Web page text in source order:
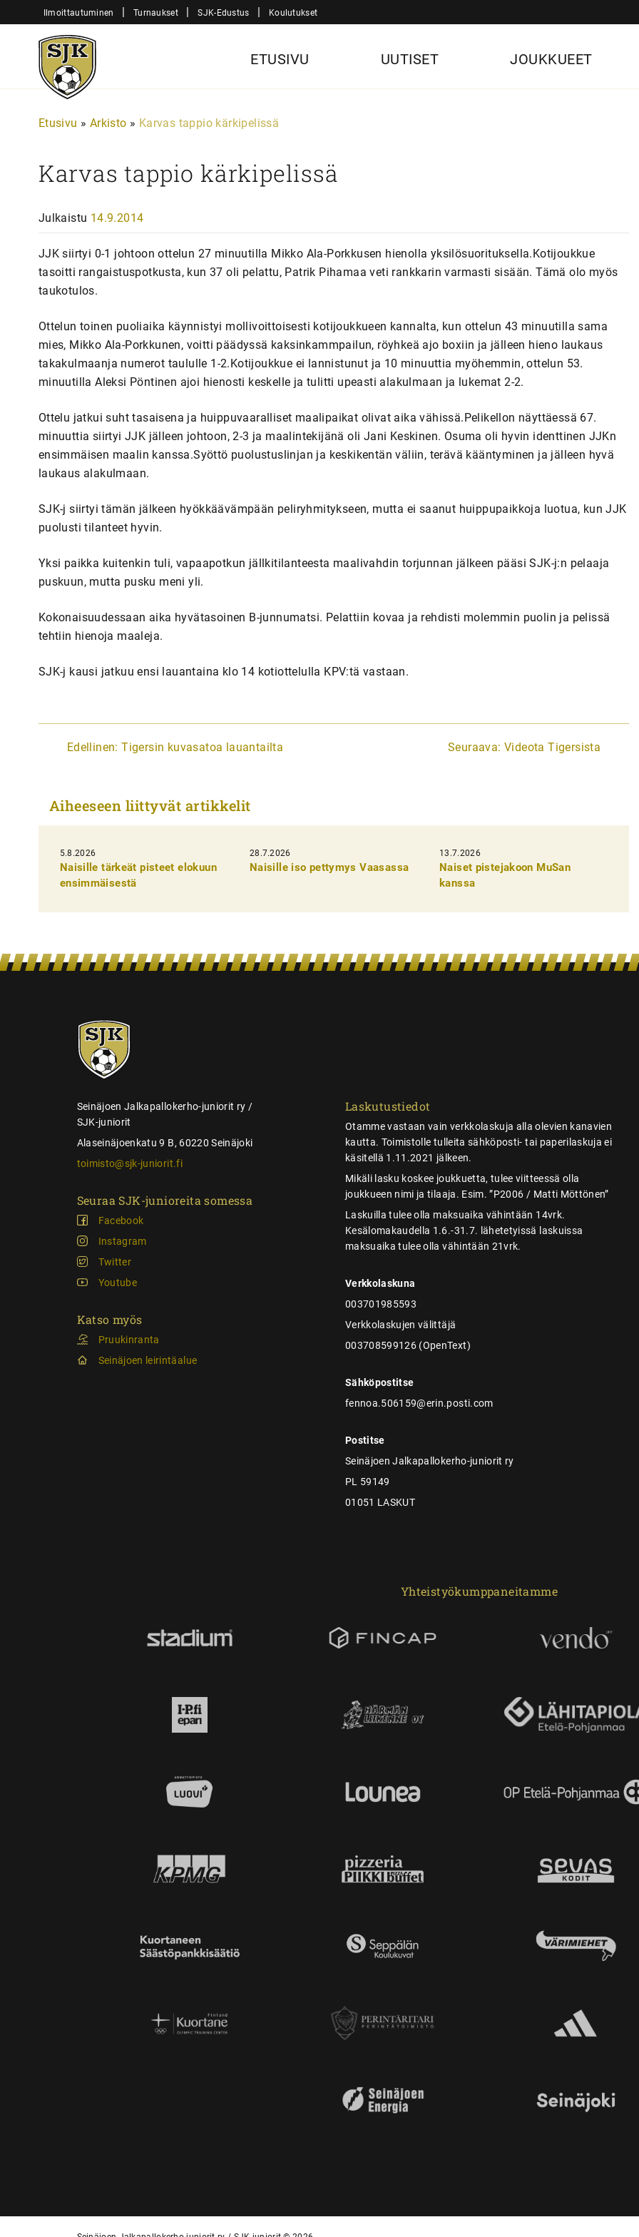
sisältöön
Ilmoittautuminen | Turnaukset | SJK-Edustus | Koulutukset
Sjk-
Juniorit
ETUSIVU UUTISET JOUKKUEET
Etusivu » Arkisto » Karvas tappio kärkipelissä
Karvas tappio kärkipelissä
Julkaistu 14.9.2014
JJK siirtyi 0-1 johtoon ottelun 27 minuutilla Mikko Ala-Porkkusen hienolla yksilösuorituksella.Kotijoukkue
tasoitti rangaistuspotkusta, kun 37 oli pelattu, Patrik Pihamaa veti rankkarin varmasti sisään. Tämä olo myös
taukotulos.
Ottelun toinen puoliaika käynnistyi mollivoittoisesti kotijoukkueen kannalta, kun ottelun 43 minuutilla sama
mies, Mikko Ala-Porkkunen, voitti päädyssä kaksinkammpailun, röyhkeä ajo boxiin ja jälleen hieno laukaus
takakulmaanja numerot taululle 1-2.Kotijoukkue ei lannistunut ja 10 minuuttia myöhemmin, ottelun 53.
minuutilla Aleksi Pöntinen ajoi hienosti keskelle ja tulitti upeasti alakulmaan ja lukemat 2-2.
Ottelu jatkui suht tasaisena ja huippuvaaralliset maalipaikat olivat aika vähissä.Pelikellon näyttäessä 67.
minuuttia siirtyi JJK jälleen johtoon, 2-3 ja maalintekijänä oli Jani Keskinen. Osuma oli hyvin identtinen JJKn
ensimmäisen maalin kanssa.Syöttö puolustuslinjan ja keskikentän väliin, terävä kääntyminen ja jälleen hyvä
laukaus alakulmaan.
SJK-j siirtyi tämän jälkeen hyökkäävämpään peliryhmitykseen, mutta ei saanut huippupaikkoja luotua, kun JJK
puolusti tilanteet hyvin.
Yksi paikka kuitenkin tuli, vapaapotkun jällkitilanteesta maalivahdin torjunnan jälkeen pääsi SJK-j:n pelaaja
puskuun, mutta pusku meni yli.
Kokonaisuudessaan aika hyvätasoinen B-junnumatsi. Pelattiin kovaa ja rehdisti molemmin puolin ja pelissä
tehtiin hienoja maaleja.
SJK-j kausi jatkuu ensi lauantaina klo 14 kotiottelulla KPV:tä vastaan.
A
i
k
e
n
Edellinen: Tigersin kuvasatoa lauantailta Seuraava: Videota Tigersista
Aiheeseen liittyvät artikkelit
5.8.2026
Naisille tärkeät pisteet elokuun
ensimmäisestä
28.7.2026
Naisille iso pettymys Vaasassa
13.7.2026
Naiset pistejakoon MuSan
kanssa
SJK-
juniorit
Seinäjoen Jalkapallokerho-juniorit ry /
SJK-juniorit
Alaseinäjoenkatu 9 B, 60220 Seinäjoki
toimisto@sjk-juniorit.fi
Seuraa SJK-junioreita somessa
Facebook
Instagram
Twitter
Youtube
Katso myös
Pruukinranta
Seinäjoen leirintäalue
Laskutustiedot
Otamme vastaan vain verkkolaskuja alla olevien kanavien
kautta. Toimistolle tulleita sähköposti- tai paperilaskuja ei
käsitellä 1.11.2021 jälkeen.
Mikäli lasku koskee joukkuetta, tulee viitteessä olla
joukkueen nimi ja tilaaja. Esim. ”P2006 / Matti Möttönen”
Laskuilla tulee olla maksuaika vähintään 14vrk.
Kesälomakaudella 1.6.-31.7. lähetetyissä laskuissa
maksuaika tulee olla vähintään 21vrk.
Verkkolaskuna
003701985593
Verkkolaskujen välittäjä
003708599126 (OpenText)
Sähköpostitse
fennoa.506159@erin.posti.com
Postitse
Seinäjoen Jalkapallokerho-juniorit ry
PL 59149
01051 LASKUT
Yhteistyökumppaneitamme